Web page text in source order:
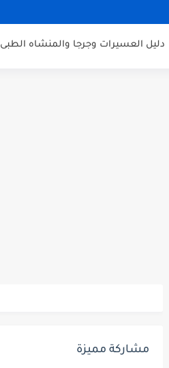
دليل العسيرات وجرجا والمنشاه الطبى
مشاركة مميزة